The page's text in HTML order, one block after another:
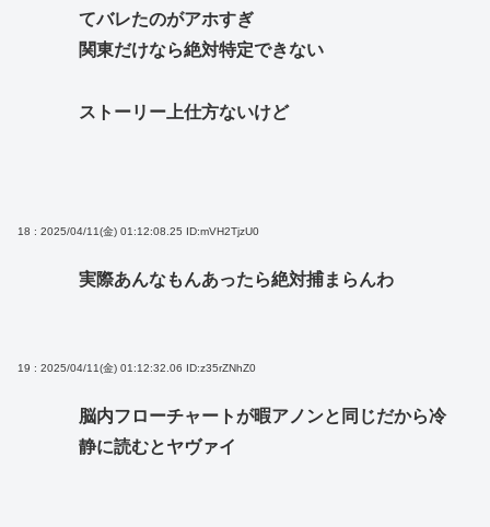
てバレたのがアホすぎ
関東だけなら絶対特定できない
ストーリー上仕方ないけど
18 : 2025/04/11(金) 01:12:08.25 ID:mVH2TjzU0
実際あんなもんあったら絶対捕まらんわ
19 : 2025/04/11(金) 01:12:32.06 ID:z35rZNhZ0
脳内フローチャートが暇アノンと同じだから冷
静に読むとヤヴァイ